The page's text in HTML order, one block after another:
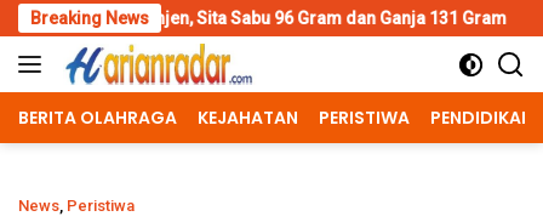
Skip
to
content
Breaking News
Sita Sabu 96 Gram dan Ganja 131 Gram Wujud Polisi
BERITA OLAHRAGA KEJAHATAN PERISTIWA PENDIDIKAN
News, Peristiwa